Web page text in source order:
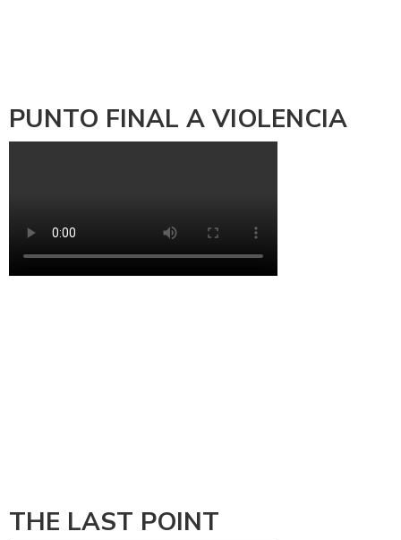
PUNTO FINAL A VIOLENCIA
THE LAST POINT